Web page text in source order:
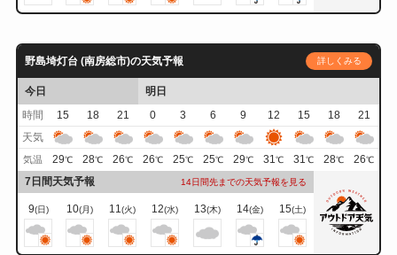
野島埼灯台 (南房総市)の天気予報 詳しくみる
今日
明日
時間
15 18 21 0 3 6 9 12 15 18
21
天気
気温 29℃ 28℃ 26℃ 26℃ 25℃ 25℃ 29℃ 31℃ 31℃ 28℃ 26℃
7日間天気予報 14日間先までの天気予報を見る
9(日) 10(月) 11 (火) 12(水) 13(木) 14(金) 15(土)